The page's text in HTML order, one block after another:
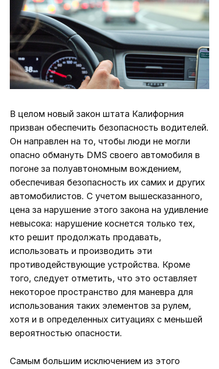
В целом новый закон штата Калифорния
призван обеспечить безопасность водителей.
Он направлен на то, чтобы люди не могли
опасно обмануть DMS своего автомобиля в
погоне за полуавтономным вождением,
обеспечивая безопасность их самих и других
автомобилистов. С учетом вышесказанного,
цена за нарушение этого закона на удивление
невысока: нарушение коснется только тех,
кто решит продолжать продавать,
использовать и производить эти
противодействующие устройства. Кроме
того, следует отметить, что это оставляет
некоторое пространство для маневра для
использования таких элементов за рулем,
хотя и в определенных ситуациях с меньшей
вероятностью опасности.
Самым большим исключением из этого